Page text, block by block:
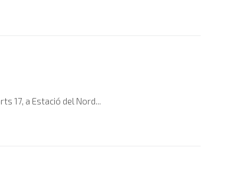
17, a Estació del Nord...